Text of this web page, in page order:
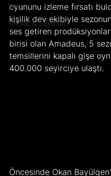
Spor
Yemek & Seyahat
oyununu izleme fırsatı
kişilik dev ekibiyle
ses getiren
birisi olan Amadeus, 5
temsillerini kapalı gişe
400.000 seyirciye ulaştı.
Öncesinde Okan